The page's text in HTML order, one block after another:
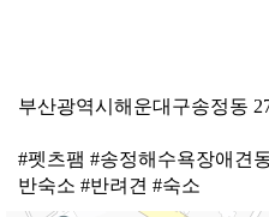
부산광역시해운대구송정동
#펫츠팸 #송정해수욕장애견
반숙소 #반려견 #숙소